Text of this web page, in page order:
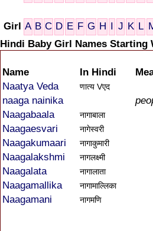
Girl A B C D E F G H I J K L
Hindi Baby Girl Names Starting
Name In Hindi
Naatya Veda
णात्य Vएद
naaga nainika
Naagabaala
नागाबाला
Naagaesvari नागेस्वरी
Naagakumaari नागाकुमारी
Naagalakshmi नागलक्ष्मी
Naagalata नागालाता
Naagamallika नागामाल्लिका
Naagamani नागमणि